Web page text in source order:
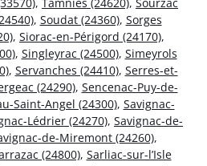
, Soudat (24360), Sorges
, Siorac-en-Périgord (24170),
, Singleyrac (24500), Simeyrols
, Servanches (24410), Serres-et-
(24290), Sencenac-Puy-de-
Saint-Angel (24300), Savignac-
Lédrier (24270), Savignac-de-
de-Miremont (24260),
(24800), Sarliac-sur-l’Isle